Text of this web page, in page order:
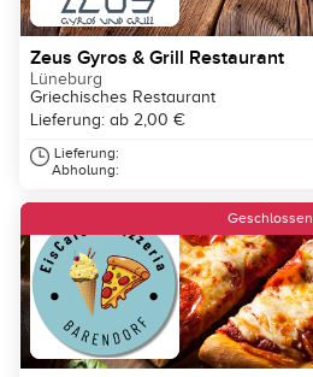
Zeus Gyros & Grill Restaurant
Lüneburg
Griechisches Restaurant
Lieferung: ab 2,00 €
Lieferung:
Abholung:
Geschlossen